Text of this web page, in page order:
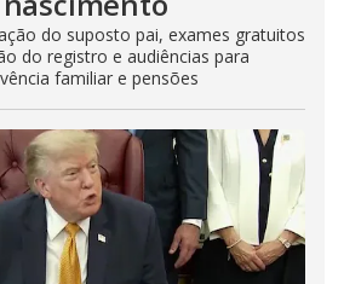
do suposto pai, exames gratuitos
do registro e audiências para
familiar e pensões